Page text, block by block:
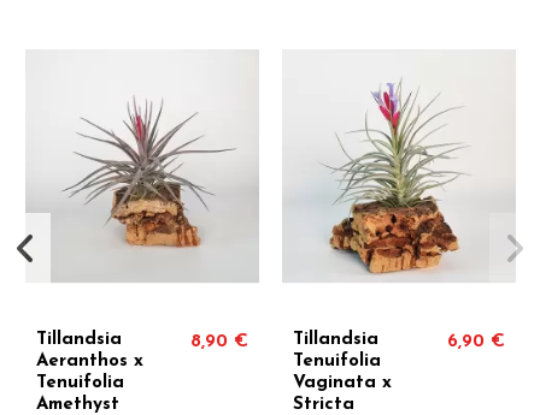
Tillandsia
Aeranthos x
Tenuifolia
Amethyst
8,90 €
Tillandsia
Tenuifolia
Vaginata x
Stricta
6,90 €